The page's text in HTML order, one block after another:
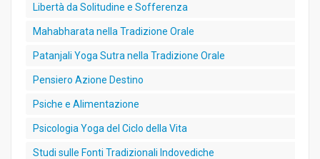
Libertà da Solitudine e Sofferenza
Mahabharata nella Tradizione Orale
Patanjali Yoga Sutra nella Tradizione Orale
Pensiero Azione Destino
Psiche e Alimentazione
Psicologia Yoga del Ciclo della Vita
Studi sulle Fonti Tradizionali Indovediche